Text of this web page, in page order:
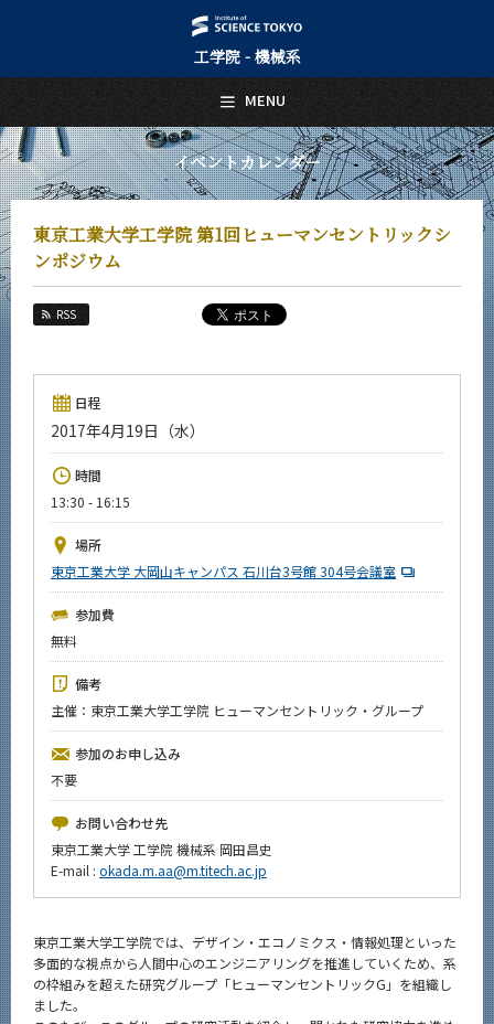
工学院 - 機械系
イベントカレンダー
東京工業大学工学院 第1回ヒューマンセントリックシ
ンポジウム
RSS
日程
2017年4月19日（水）
時間
13:30 - 16:15
場所
東京工業大学 大岡山キャンパス 石川台3号館 304号会議室
参加費
無料
備考
主催：東京工業大学工学院 ヒューマンセントリック・グループ
参加のお申し込み
不要
お問い合わせ先
東京工業大学 工学院 機械系 岡田昌史
E-mail : okada.m.aa@m.titech.ac.jp
東京工業大学工学院では、デザイン・エコノミクス・情報処理といった
多面的な視点から人間中心のエンジニアリングを推進していくため、系
の枠組みを超えた研究グループ「ヒューマンセントリックG」を組織し
ました。
MENU
日本語 English
トップページ
Top Page
機械系について
About Us
教育
Education
教員・研究室
Faculty and Laboratories
未来
入学案内
News
イベントカレンダー
Event Calendar
今後のイベント
今後の課程別イベント
年別アーカイブ
サイト構成
系詳細情報